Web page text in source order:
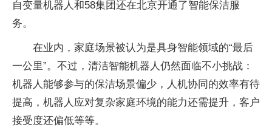
自变量机器人和58集团还在北京开通了智能保洁服
务。
在业内，家庭场景被认为是具身智能领域的“最后
一公里”。不过，清洁智能机器人仍然面临不小挑战：
机器人能够参与的保洁场景偏少，人机协同的效率有待
提高，机器人应对复杂家庭环境的能力还需提升，客户
接受度还偏低等等。